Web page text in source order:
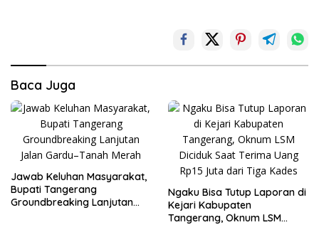
Baca Juga
Jawab Keluhan Masyarakat,
Bupati Tangerang
Groundbreaking Lanjutan
Ngaku Bisa Tutup Laporan di
Kejari Kabupaten
Tangerang, Oknum LSM